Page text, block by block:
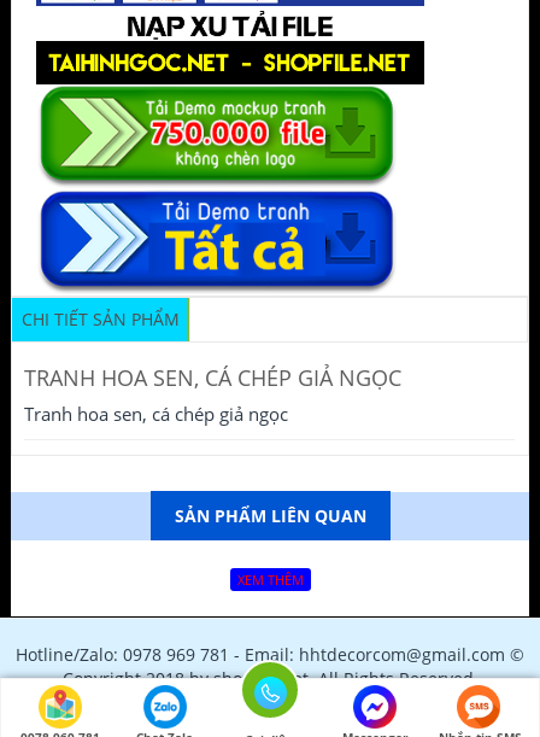
CHI TIẾT SẢN PHẨM
TRANH HOA SEN, CÁ CHÉP GIẢ NGỌC
Tranh hoa sen, cá chép giả ngọc
SẢN PHẨM LIÊN QUAN
XEM THÊM
Hotline/Zalo: 0978 969 781 - Email: hhtdecorcom@gmail.com ©
Copyright 2018 by shopfile.net. All Rights Reserved.